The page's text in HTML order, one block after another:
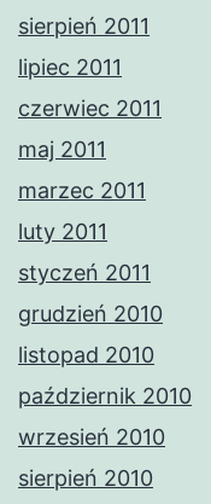
sierpień 2011
lipiec 2011
czerwiec 2011
maj 2011
marzec 2011
luty 2011
styczeń 2011
grudzień 2010
listopad 2010
październik 2010
wrzesień 2010
sierpień 2010